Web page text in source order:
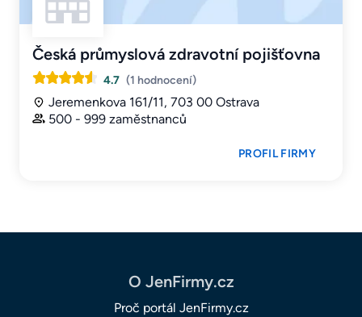
Česká průmyslová zdravotní pojišťovna
4.7 (1 hodnocení)
Jeremenkova 161/11, 703 00 Ostrava
500 - 999 zaměstnanců
PROFIL FIRMY
O JenFirmy.cz
Proč portál JenFirmy.cz